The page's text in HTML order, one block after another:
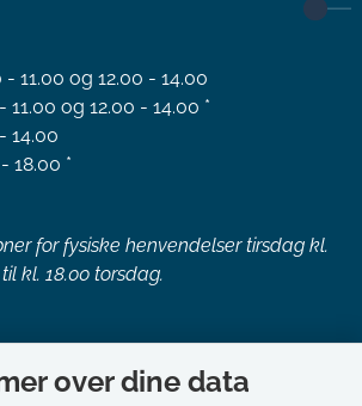
- 11.00 og 12.00 - 14.00
11.00 og 12.00 - 14.00 *
14.00
18.00 *
for fysiske henvendelser tirsdag kl.
kl. 18.00 torsdag.
over dine data